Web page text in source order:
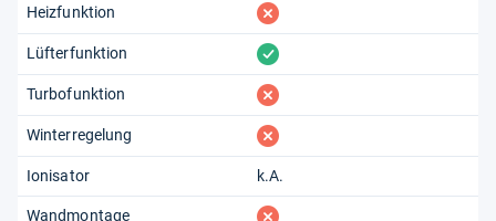
Heizfunktion fehlt
Lüfterfunktion vorhanden
Turbofunktion fehlt
Winterregelung fehlt
Ionisator k.A.
Wandmontage fehlt